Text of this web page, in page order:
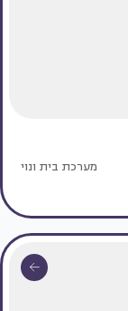
מערכת בית ונוי